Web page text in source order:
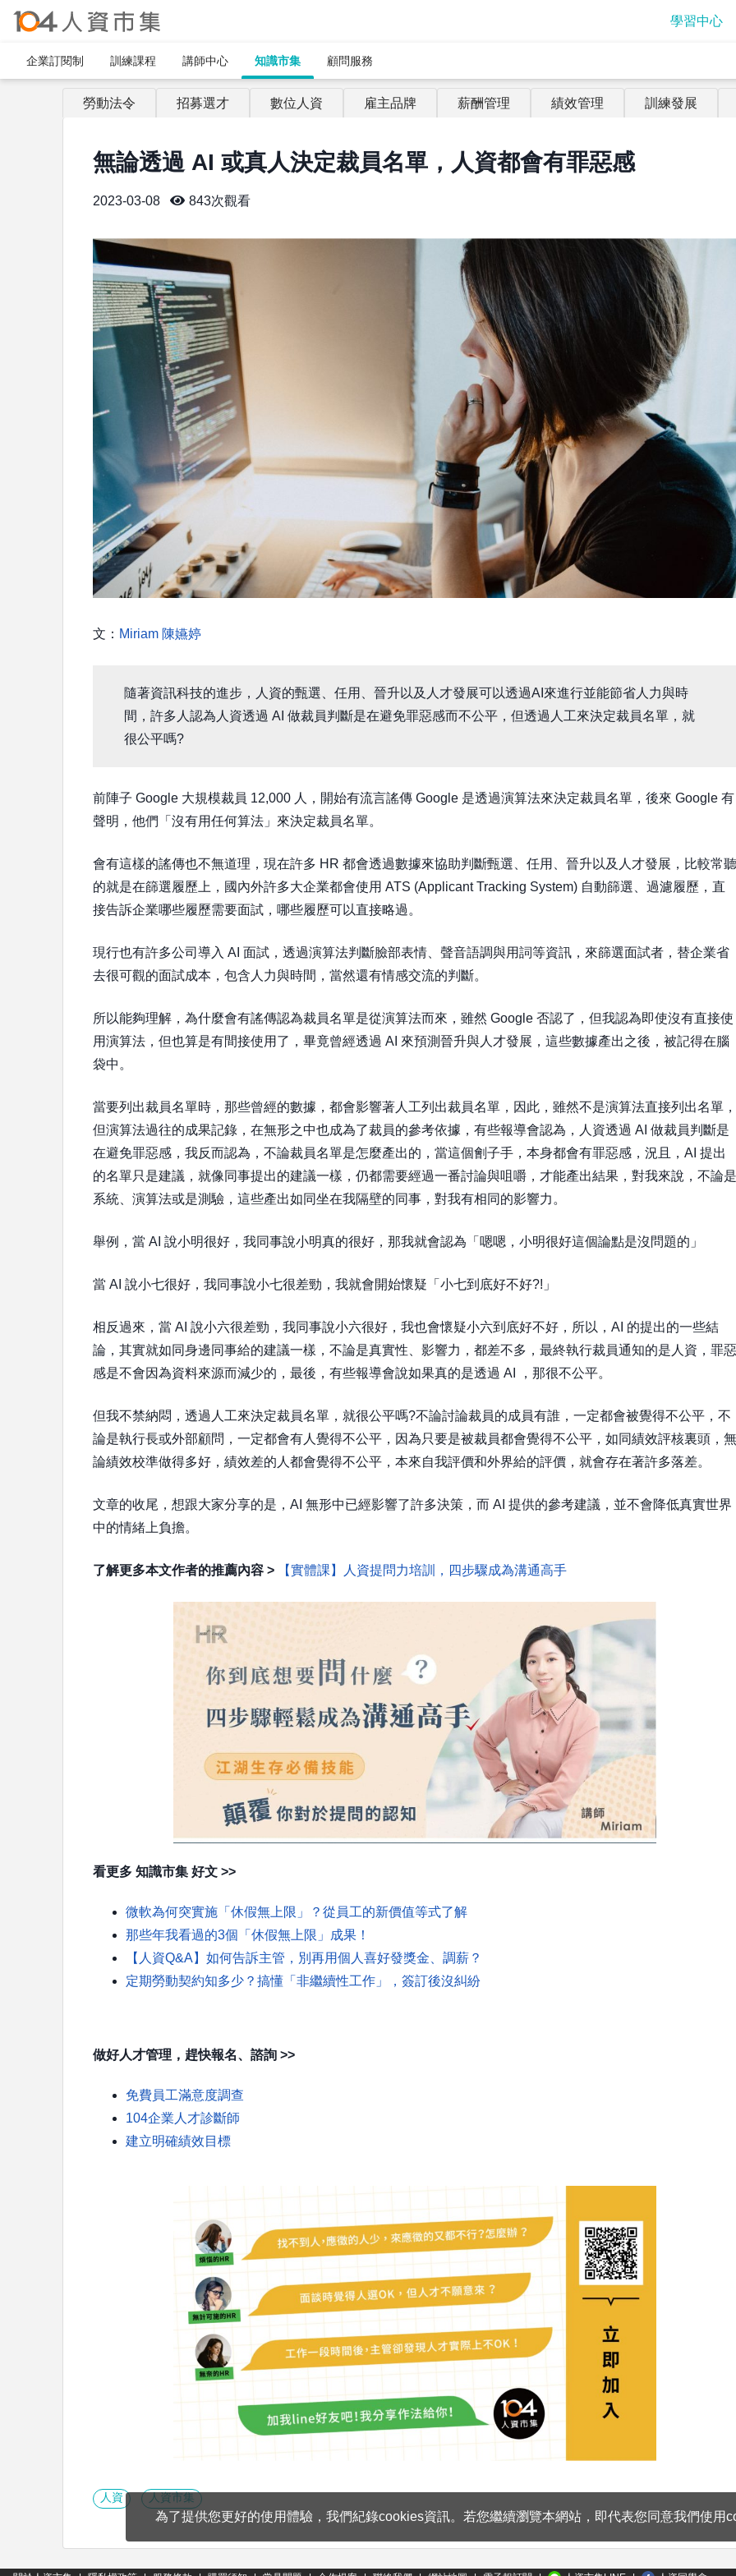
學習中心
企業訂閱制​ 訓練課程 講師中心 知識市集 顧問服務
為了提供您更好的使用體驗，我們紀錄cookies資訊。若您繼續瀏覽本網站，即代表您同意我們使用
勞動法令 招募選才 數位人資 雇主品牌 薪酬管理 績效管理 訓練發展
無論透過 AI 或真人決定裁員名單，人資都會有罪惡感
2023-03-08 843次觀看
文： Miriam 陳嬿婷
隨著資訊科技的進步，人資的甄選、任用、晉升以及人才發展可以透過AI來進行並能節省人力與時
間，許多人認為人資透過 AI 做裁員判斷是在避免罪惡感而不公平，但透過人工來決定裁員名單，就
很公平嗎?
前陣子 Google 大規模裁員 12,000 人，開始有流言謠傳 Google 是透過演算法來決定裁員名單，後來 Google 有
聲明，他們「沒有用任何算法」來決定裁員名單。
會有這樣的謠傳也不無道理，現在許多 HR 都會透過數據來協助判斷甄選、任用、晉升以及人才發展，比較常聽
的就是在篩選履歷上，國內外許多大企業都會使用 ATS (Applicant Tracking System) 自動篩選、過濾履歷，直
接告訴企業哪些履歷需要面試，哪些履歷可以直接略過。
現行也有許多公司導入 AI 面試，透過演算法判斷臉部表情、聲音語調與用詞等資訊，來篩選面試者，替企業省
去很可觀的面試成本，包含人力與時間，當然還有情感交流的判斷。
所以能夠理解，為什麼會有謠傳認為裁員名單是從演算法而來，雖然 Google 否認了，但我認為即使沒有直接使
用演算法，但也算是有間接使用了，畢竟曾經透過 AI 來預測晉升與人才發展，這些數據產出之後，被記得在腦
袋中。
當要列出裁員名單時，那些曾經的數據，都會影響著人工列出裁員名單，因此，雖然不是演算法直接列出名單，
但演算法過往的成果記錄，在無形之中也成為了裁員的參考依據，有些報導會認為，人資透過 AI 做裁員判斷是
在避免罪惡感，我反而認為，不論裁員名單是怎麼產出的，當這個劊子手，本身都會有罪惡感，況且，AI 提出
的名單只是建議，就像同事提出的建議一樣，仍都需要經過一番討論與咀嚼，才能產出結果，對我來說，不論是
系統、演算法或是測驗，這些產出如同坐在我隔壁的同事，對我有相同的影響力。
舉例，當 AI 說小明很好，我同事說小明真的很好，那我就會認為「嗯嗯，小明很好這個論點是沒問題的」
當 AI 說小七很好，我同事說小七很差勁，我就會開始懷疑「小七到底好不好?!」
相反過來，當 AI 說小六很差勁，我同事說小六很好，我也會懷疑小六到底好不好，所以，AI 的提出的一些結
論，其實就如同身邊同事給的建議一樣，不論是真實性、影響力，都差不多，最終執行裁員通知的是人資，罪惡
感是不會因為資料來源而減少的，最後，有些報導會說如果真的是透過 AI ，那很不公平。
但我不禁納悶，透過人工來決定裁員名單，就很公平嗎?不論討論裁員的成員有誰，一定都會被覺得不公平，不
論是執行長或外部顧問，一定都會有人覺得不公平，因為只要是被裁員都會覺得不公平，如同績效評核裏頭，無
論績效校準做得多好，績效差的人都會覺得不公平，本來自我評價和外界給的評價，就會存在著許多落差。
文章的收尾，想跟大家分享的是，AI 無形中已經影響了許多決策，而 AI 提供的參考建議，並不會降低真實世界
中的情緒上負擔。
了解更多本文作者的推薦內容 > 【實體課】人資提問力培訓，四步驟成為溝通高手
看更多 知識市集 好文 >>
微軟為何突實施「休假無上限」？從員工的新價值等式了解
那些年我看過的3個「休假無上限」成果！
【人資Q&A】如何告訴主管，別再用個人喜好發獎金、調薪？
定期勞動契約知多少？搞懂「非繼續性工作」，簽訂後沒糾紛
做好人才管理，趕快報名、諮詢 >>
免費員工滿意度調查
104企業人才診斷師
建立明確績效目標
人資 人資市集